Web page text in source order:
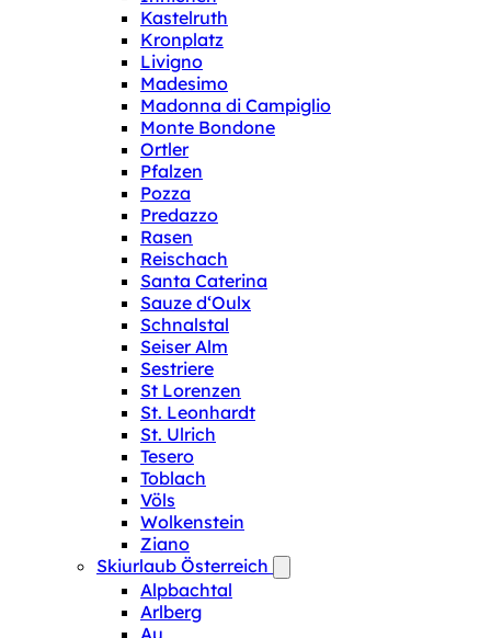
Kastelruth
Kronplatz
Livigno
Madesimo
Madonna di Campiglio
Monte Bondone
Ortler
Pfalzen
Pozza
Predazzo
Rasen
Reischach
Santa Caterina
Sauze d‘Oulx
Schnalstal
Seiser Alm
Sestriere
St Lorenzen
St. Leonhardt
St. Ulrich
Tesero
Toblach
Völs
Wolkenstein
Ziano
Skiurlaub Österreich
Alpbachtal
Arlberg
Au